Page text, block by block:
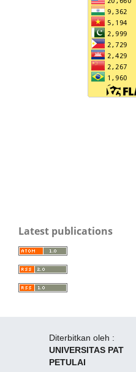
Latest publications
Diterbitkan oleh :
UNIVERSITAS PAT
PETULAI